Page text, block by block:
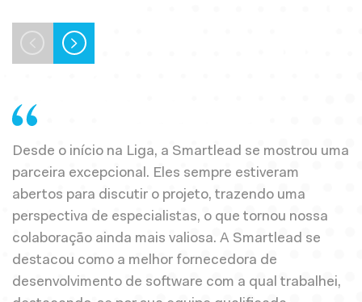
Desde o início na Liga, a Smartlead se mostrou uma
parceira excepcional. Eles sempre estiveram
abertos para discutir o projeto, trazendo uma
perspectiva de especialistas, o que tornou nossa
colaboração ainda mais valiosa. A Smartlead se
destacou como a melhor fornecedora de
desenvolvimento de software com a qual trabalhei,